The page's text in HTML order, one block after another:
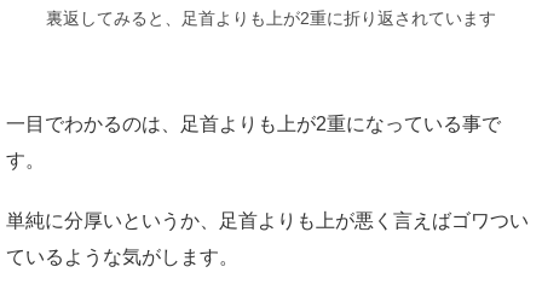
裏返してみると、足首よりも上が2重に折り返されています
一目でわかるのは、足首よりも上が2重になっている事で
す。
単純に分厚いというか、足首よりも上が悪く言えばゴワつい
ているような気がします。